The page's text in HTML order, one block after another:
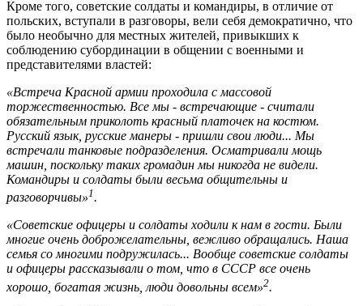
Кроме того, советские солдаты и командиры, в отличие от
польских, вступали в разговоры, вели себя демократично, что
было необычно для местных жителей, привыкших к
соблюдению субординации в общении с военными и
представителями властей:
«Встреча Красной армии проходила с массовой
торжественностью. Все мы - встречающие - считали
обязательным приколоть красный платочек на костюм.
Русский язык, русские манеры - пришли свои люди... Мы
встречали танковые подразделения. Осматривали мощь
машин, поскольку таких громадин мы никогда не видели.
Командиры и солдаты были весьма общительны и
разговорчивы»1.
«Советские офицеры и солдаты ходили к нам в гости. Были
многие очень доброжелательны, вежливо обращались. Наша
семья со многими подружилась... Вообще советские солдаты
и офицеры рассказывали о том, что в СССР все очень
хорошо, богатая жизнь, люди довольны всем»2.